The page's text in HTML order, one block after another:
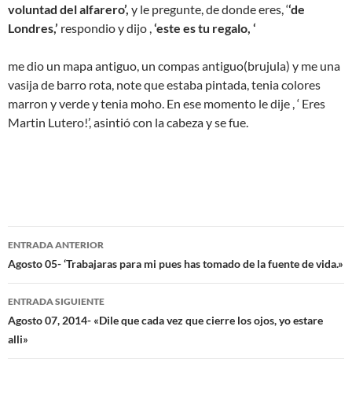
voluntad del alfarero’, y le pregunte, de donde eres, ‘‘de
Londres,’ respondio y dijo , ‘este es tu regalo, ‘
me dio un mapa antiguo, un compas antiguo(brujula) y me una
vasija de barro rota, note que estaba pintada, tenia colores
marron y verde y tenia moho. En ese momento le dije , ‘ Eres
Martin Lutero!’, asintió con la cabeza y se fue.
Navegación
de
entradas
ENTRADA ANTERIOR
Agosto 05- ‘Trabajaras para mi pues has tomado de la fuente de vida.»
ENTRADA SIGUIENTE
Agosto 07, 2014- «Dile que cada vez que cierre los ojos, yo estare
alli»